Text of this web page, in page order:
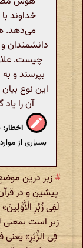
خداوند
می‌دهد.
دانشمندان
چیست.
بپرسند و به
این نوع
آن را
اخطار:
بسیاری از
# زبر درین
پیشین و در
لَفِی زُبُرِ
زبر است
فِی الزُّبُرِ» یعنی